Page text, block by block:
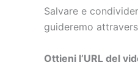
Salvare e
guideremo
Ottieni l’URL del